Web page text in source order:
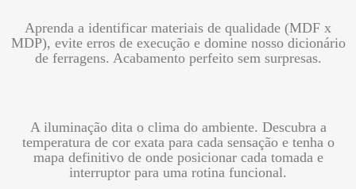
Aprenda a identificar materiais de qualidade (MDF x
MDP), evite erros de execução e domine nosso dicionário
de ferragens. Acabamento perfeito sem surpresas.
A iluminação dita o clima do ambiente. Descubra a
temperatura de cor exata para cada sensação e tenha o
mapa definitivo de onde posicionar cada tomada e
interruptor para uma rotina funcional.